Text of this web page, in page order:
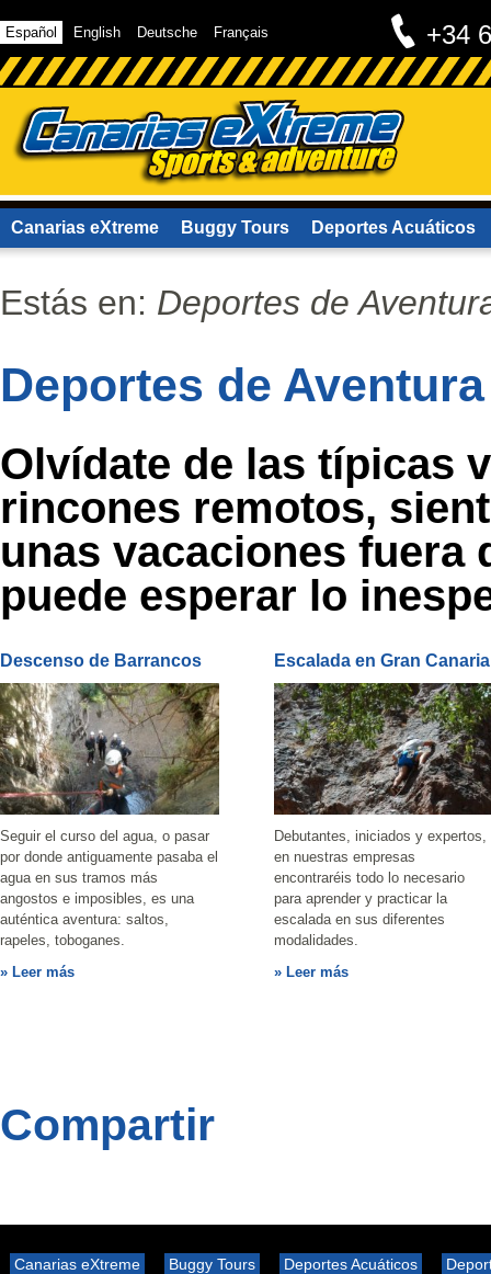
Español English Deutsche Français +34
Canarias eXtreme Buggy Tours Deportes Acuáticos
Estás en: Deportes de
Deportes de Aventura
Olvídate de las típicas
rincones remotos,
unas vacaciones fuera
puede esperar lo
Descenso de Barrancos
Seguir el curso del agua, o pasar
por donde antiguamente pasaba el
agua en sus tramos más
angostos e imposibles, es una
auténtica aventura: saltos,
rapeles, toboganes.
Leer más
Escalada en Gran Canaria
Debutantes, iniciados y expertos,
en nuestras empresas
encontraréis todo lo necesario
para aprender y practicar la
escalada en sus diferentes
modalidades.
Leer más
Compartir
Canarias eXtreme Buggy Tours Deportes Acuáticos